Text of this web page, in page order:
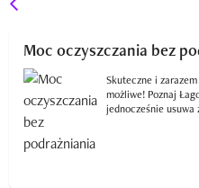
Moc oczyszczania bez
Skuteczne i
możliwe! Poznaj
jednocześnie